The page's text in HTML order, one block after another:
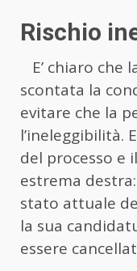
Rischio
E’ chiaro che
scontata la
evitare che la
l’ineleggibilità.
del processo e
estrema
stato attuale
la sua
essere